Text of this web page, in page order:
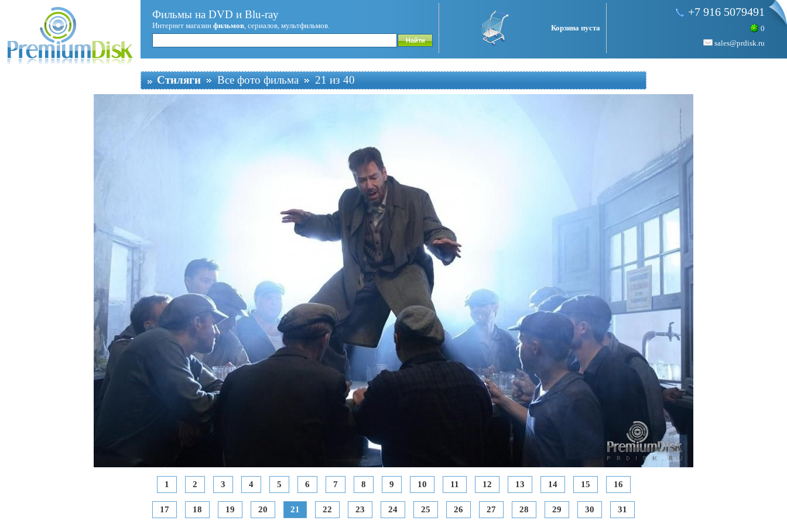
Фильмы на DVD и Blu-ray
Интернет магазин фильмов, сериалов, мультфильмов. Корзина пуста
+7 916 5079491
0
sales@prdisk.ru
Стиляги Все фото фильма 21 из 40
1 2 3 4 5 6 7 8 9 10 11 12 13 14 15 16
17 18 19 20 21 22 23 24 25 26 27 28 29 30 31